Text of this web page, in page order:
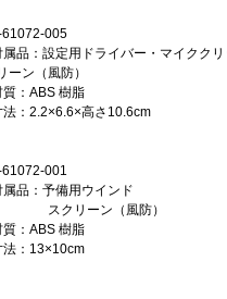
005
属品：設定用ドライバー・マイクク
ーン（風防）
質：ABS 樹脂
法：2.2×6.6×高さ10.6cm
001
属品：予備用ウインド
クリーン（風防）
質：ABS 樹脂
法：13×10cm